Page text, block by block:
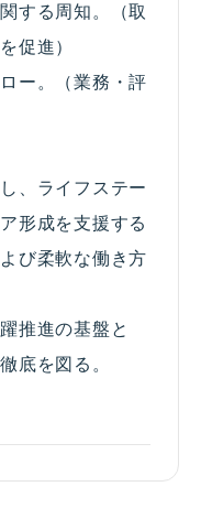
する周知。（取
促進）
ー。（業務・評
、ライフステー
形成を支援する
び柔軟な働き方
推進の基盤と
底を図る。